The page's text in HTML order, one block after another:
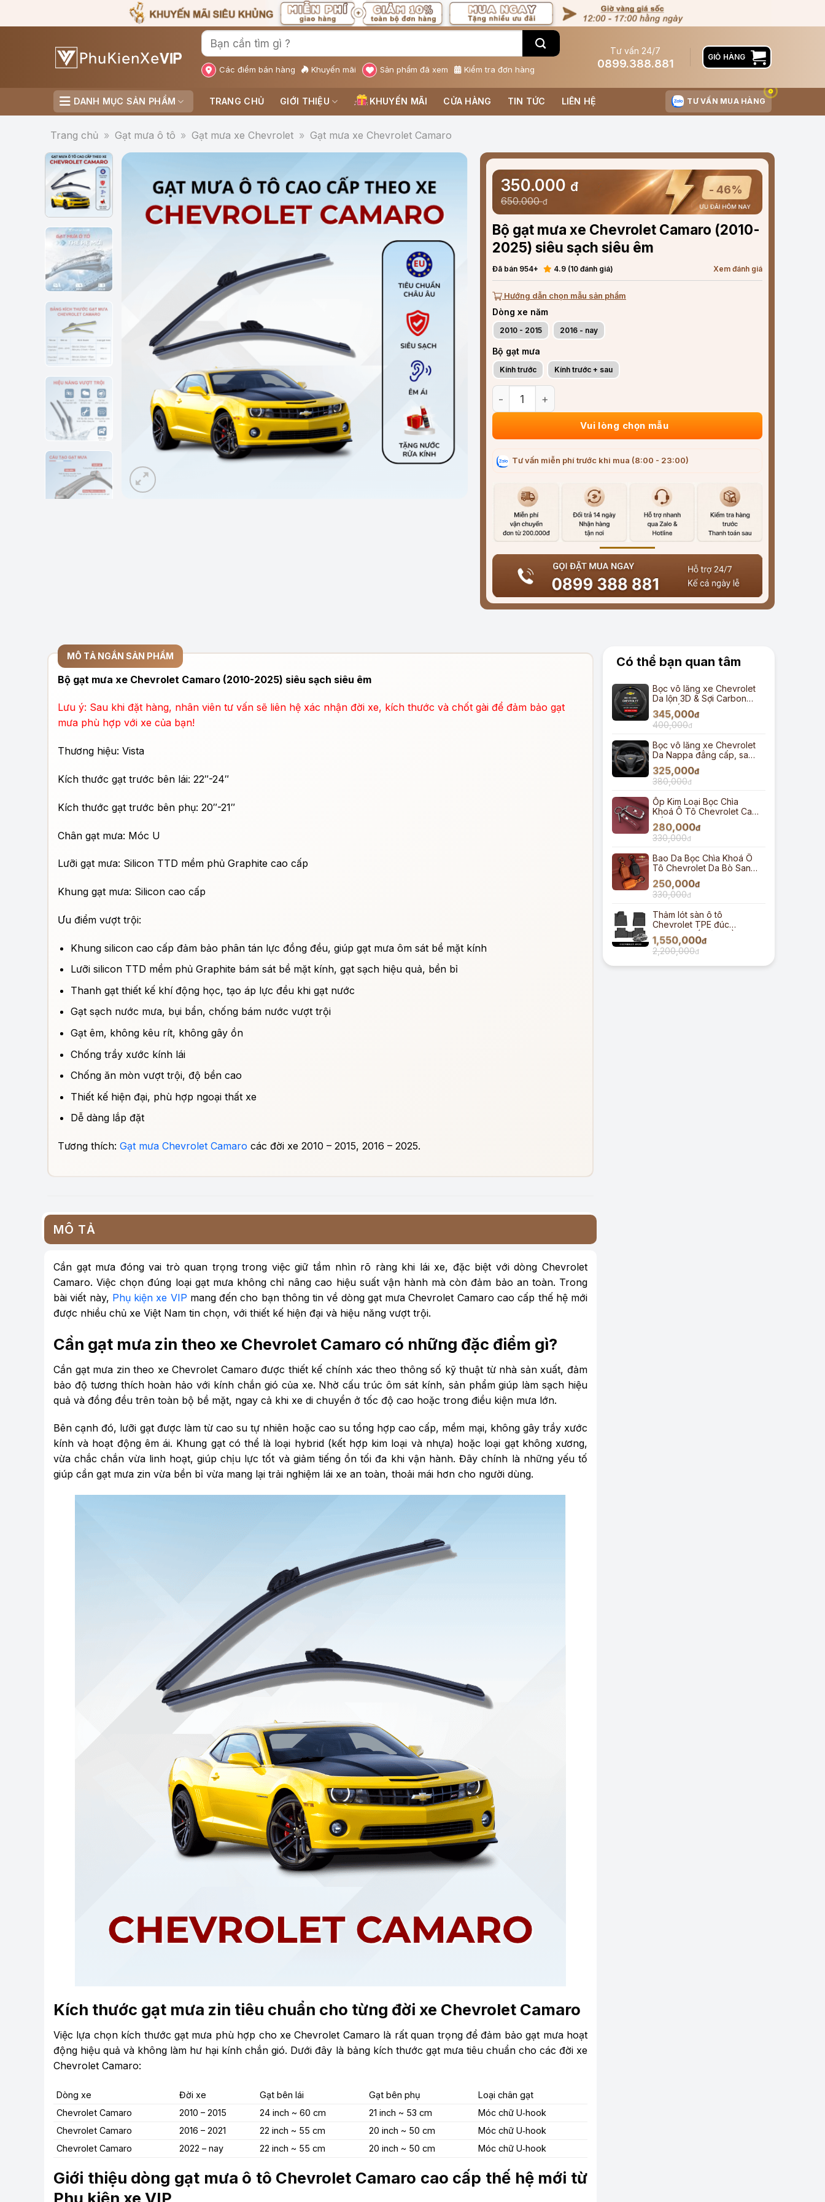
qua
Các điểm bán hàng Khuyến mãi Sản phẩm đã xem Kiểm tra đơn hàng
Tư vấn 24/7
0899.388.881
GIỎ HÀNG
DANH MỤC SẢN PHẨM TRANG CHỦ GIỚI THIỆU KHUYẾN MÃI CỬA HÀNG TIN TỨC LIÊN HỆ TƯ VẤN MUA HÀNG
Trang chủ » Gạt mưa ô tô » Gạt mưa xe Chevrolet » Gạt mưa xe Chevrolet Camaro
350.000 đ
650.000đ
- 46%
Bộ gạt mưa xe Chevrolet Camaro (2010-
2025) siêu sạch siêu êm
Đã bán 954+ 4.9 (10 đánh giá) Xem đánh giá
Hướng dẫn chọn mẫu sản phẩm
Dòng xe năm
2010 - 2015 2016 - nay
Bộ gạt mưa
Kính trước Kính trước + sau
Bộ gạt mưa xe Chevrolet Camaro (2010-2025) siêu sạch siêu êm số lượng
Vui lòng chọn mẫu
Tư vấn miễn phí trước khi mua (8:00 - 23:00)
MÔ TẢ NGẮN SẢN PHẨM
Bộ gạt mưa xe Chevrolet Camaro (2010-2025) siêu sạch siêu êm
Lưu ý: Sau khi đặt hàng, nhân viên tư vấn sẽ liên hệ xác nhận đời xe, kích thước và chốt gài để đảm bảo gạt
mưa phù hợp với xe của bạn!
Thương hiệu: Vista
Kích thước gạt trước bên lái: 22″-24″
Kích thước gạt trước bên phụ: 20″-21″
Chân gạt mưa: Móc U
Lưỡi gạt mưa: Silicon TTD mềm phủ Graphite cao cấp
Khung gạt mưa: Silicon cao cấp
Ưu điểm vượt trội:
Khung silicon cao cấp đảm bảo phân tán lực đồng đều, giúp gạt mưa ôm sát bề mặt kính
Lưỡi silicon TTD mềm phủ Graphite bám sát bề mặt kính, gạt sạch hiệu quả, bền bỉ
Thanh gạt thiết kế khí động học, tạo áp lực đều khi gạt nước
Gạt sạch nước mưa, bụi bẩn, chống bám nước vượt trội
Gạt êm, không kêu rít, không gây ồn
Chống trầy xước kính lái
Chống ăn mòn vượt trội, độ bền cao
Thiết kế hiện đại, phù hợp ngoại thất xe
Dễ dàng lắp đặt
Tương thích: Gạt mưa Chevrolet Camaro các đời xe 2010 – 2015, 2016 – 2025.
MÔ TẢ
Cần gạt mưa đóng vai trò quan trọng trong việc giữ tầm nhìn rõ ràng khi lái xe, đặc biệt với dòng Chevrolet
Camaro. Việc chọn đúng loại gạt mưa không chỉ nâng cao hiệu suất vận hành mà còn đảm bảo an toàn. Trong
bài viết này, Phụ kiện xe VIP mang đến cho bạn thông tin về dòng gạt mưa Chevrolet Camaro cao cấp thế hệ mới
được nhiều chủ xe Việt Nam tin chọn, với thiết kế hiện đại và hiệu năng vượt trội.
Cần gạt mưa zin theo xe Chevrolet Camaro có những đặc điểm gì?
Cần gạt mưa zin theo xe Chevrolet Camaro được thiết kế chính xác theo thông số kỹ thuật từ nhà sản xuất, đảm
bảo độ tương thích hoàn hảo với kính chắn gió của xe. Nhờ cấu trúc ôm sát kính, sản phẩm giúp làm sạch hiệu
quả và đồng đều trên toàn bộ bề mặt, ngay cả khi xe di chuyển ở tốc độ cao hoặc trong điều kiện mưa lớn.
Bên cạnh đó, lưỡi gạt được làm từ cao su tự nhiên hoặc cao su tổng hợp cao cấp, mềm mại, không gây trầy xước
kính và hoạt động êm ái. Khung gạt có thể là loại hybrid (kết hợp kim loại và nhựa) hoặc loại gạt không xương,
vừa chắc chắn vừa linh hoạt, giúp chịu lực tốt và giảm tiếng ồn tối đa khi vận hành. Đây chính là những yếu tố
giúp cần gạt mưa zin vừa bền bỉ vừa mang lại trải nghiệm lái xe an toàn, thoải mái hơn cho người dùng.
Kích thước gạt mưa zin tiêu chuẩn cho từng đời xe Chevrolet Camaro
Việc lựa chọn kích thước gạt mưa phù hợp cho xe Chevrolet Camaro là rất quan trọng để đảm bảo gạt mưa hoạt
động hiệu quả và không làm hư hại kính chắn gió. Dưới đây là bảng kích thước gạt mưa tiêu chuẩn cho các đời xe
Chevrolet Camaro:
Dòng xe Đời xe Gạt bên lái Gạt bên phụ
Loại chân gạt
Chevrolet Camaro
2010 – 2015 24 inch ~ 60 cm 21 inch ~ 53 cm
Móc chữ U‑hook
Chevrolet Camaro
2016 – 2021 22 inch ~ 55 cm 20 inch ~ 50 cm
Móc chữ U‑hook
Chevrolet Camaro
2022 – nay 22 inch ~ 55 cm 20 inch ~ 50 cm Móc chữ U‑hook
Giới thiệu dòng gạt mưa ô tô Chevrolet Camaro cao cấp thế hệ mới từ
Phụ kiện xe VIP
Có thể bạn quan tâm
Bọc vô lăng xe Chevrolet
Da lộn 3D & Sợi Carbon
cao cấp
345,000đ
400,000đ
Bọc vô lăng xe Chevrolet
Da Nappa đẳng cấp, sang
trọng
325,000đ
380,000đ
Ốp Kim Loại Bọc Chìa
Khoá Ô Tô Chevrolet Cao
Cấp
280,000đ
330,000đ
Bao Da Bọc Chìa Khoá Ô
Tô Chevrolet Da Bò Sang
Trọng
250,000đ
330,000đ
Thảm lót sàn ô tô
Chevrolet TPE đúc
nguyên khối tràn viền
1,550,000đ
2,200,000đ